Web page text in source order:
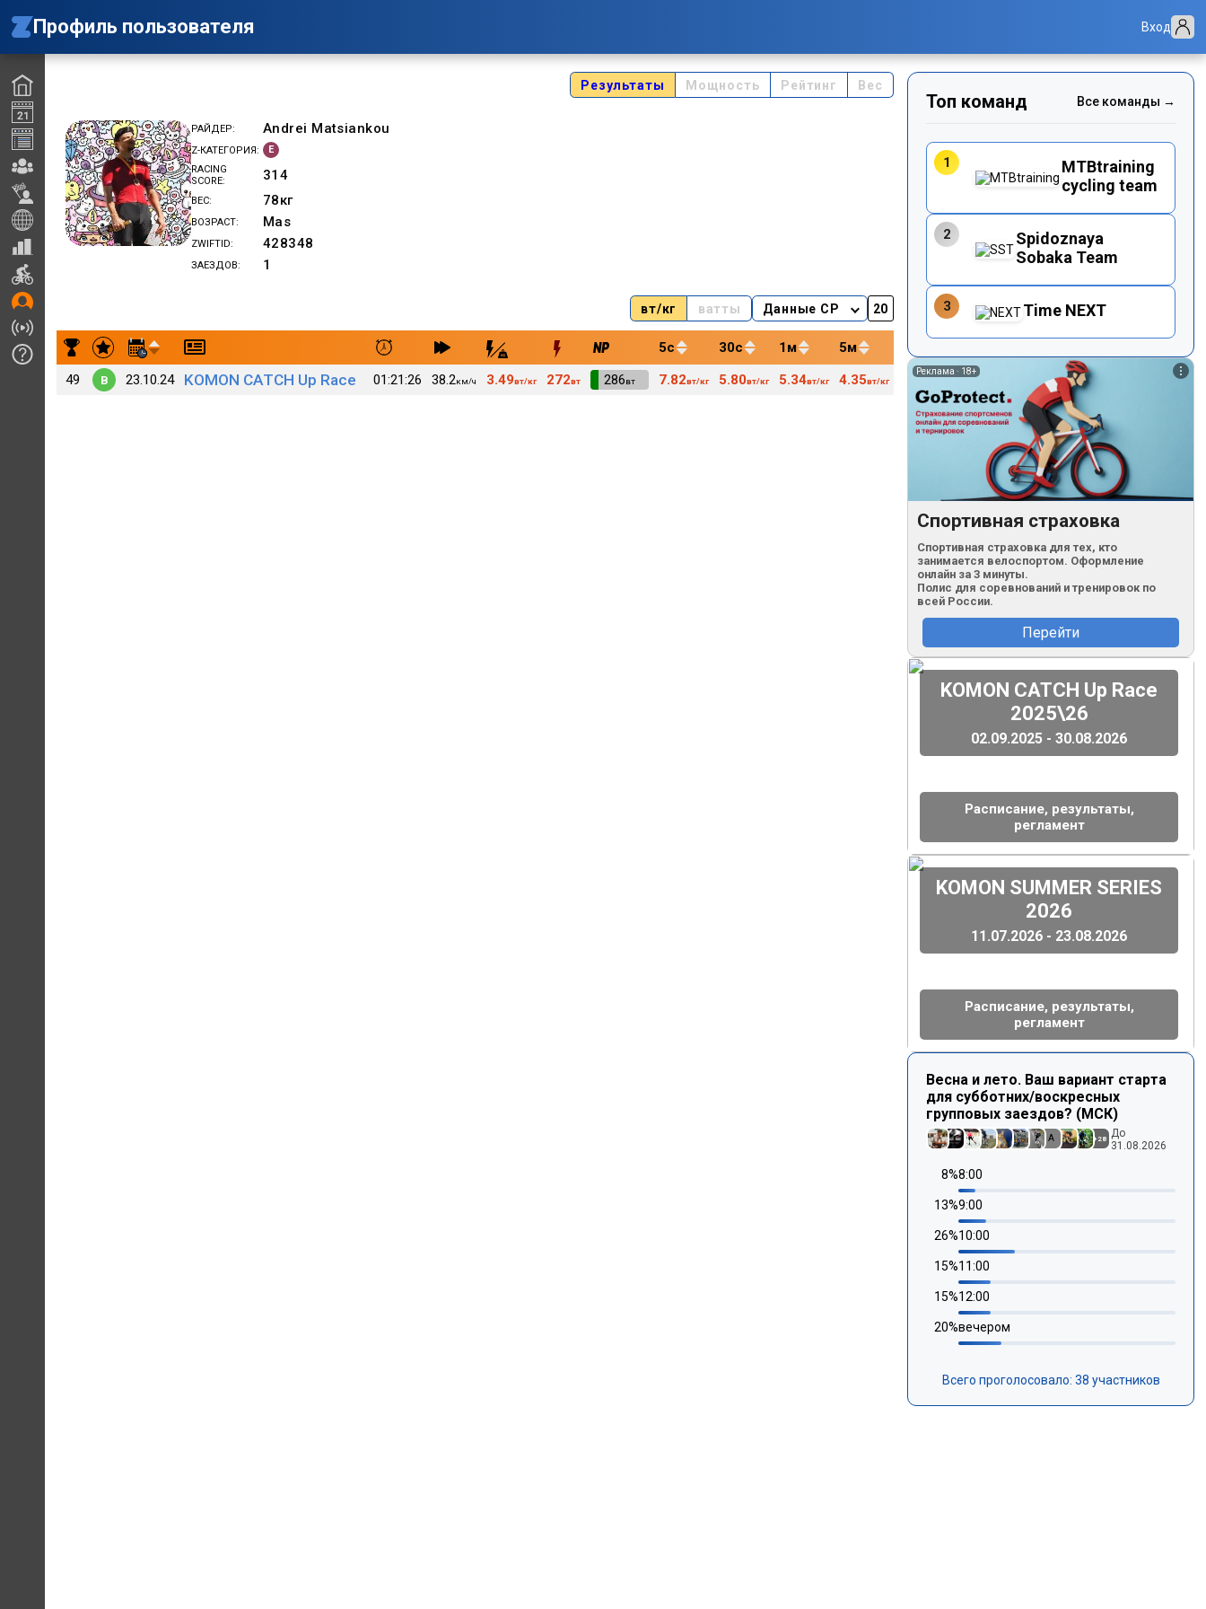
Профиль пользователя Вход
Результаты Мощность Рейтинг Вес
РАЙДЕР Andrei Matsiankou
Z-КАТЕГОРИЯ
E
RACING
SCORE
314
ВЕС 78кг
ВОЗРАСТ Mas
ZWIFTID 428348
ЗАЕЗДОВ 1
вт/кг ватты Данные CP
Результаты заездов Andrei Matsiankou
5с 30с 1м 5м 12м
49
B 23.10.24 KOMON CATCH Up Race 01:21:26 38.2км/ч 3.49вт/кг 272вт VI286вт 7.82вт/кг 5.80вт/кг 5.34вт/кг 4.35вт/кг 4.02 3.80 3.68вт/кг 163
Топ команд Все команды →
1
MTBtraining
cycling team
2
Spidoznaya
Sobaka Team
3 Time NEXT
Реклама · 18+
Спортивная страховка
Спортивная страховка для тех, кто
занимается велоспортом. Оформление
онлайн за 3 минуты.
Полис для соревнований и тренировок по
всей России.
Перейти
(
KOMON CATCH Up Race
2025\26
02.09.2025 - 30.08.2026
Расписание, результаты,
регламент
)
(
KOMON SUMMER SERIES
2026
11.07.2026 - 23.08.2026
Расписание, результаты,
регламент
)
Весна и лето. Ваш вариант старта
для субботних/воскресных
групповых заездов? (МСК)
A +28
До
31.08.2026
8%8:00
13%9:00
26%10:00
15%11:00
15%12:00
20%вечером
Всего проголосовало: 38 участников